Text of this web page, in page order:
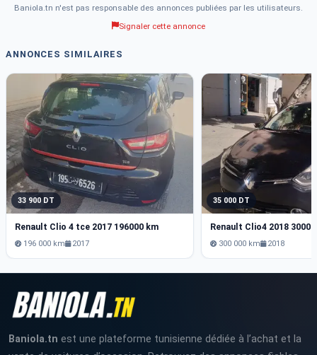
Baniola.tn n'est pas responsable des annonces publiées par les utilisateurs.
Signaler cette annonce
ANNONCES SIMILAIRES
33 900 DT
Renault Clio 4 tce 2017 196000 km
196 000 km 2017
35 000 DT
Renault Clio4 2018
300 000 km 2018
Baniola.tn est une plateforme tunisienne dédiée à l’achat et la